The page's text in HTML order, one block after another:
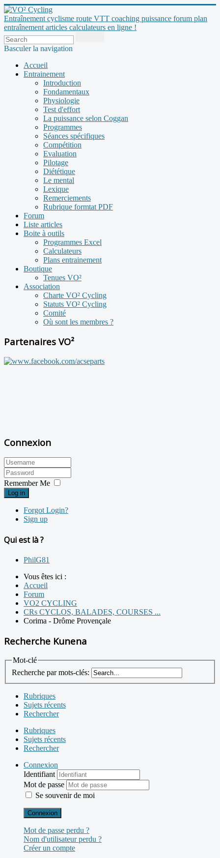
Entraînement cyclisme route VTT coaching puissance forum plan
entraînement articles calculateurs en ligne !
Basculer la navigation
Accueil
Entrainement
Introduction
Fondamentaux
Physiologie
Test d'effort
La puissance selon Coggan
Programmes
Séances spécifiques
Compétition
Evaluation
Pilotage
Diététique
Le mental
Lexique
Remerciements
Rubrique formtat PDF
Forum
Liste articles
Boite à outils
Programmes Excel
Calculateurs
Plans entrainement
Boutique
Tenues VO²
Association
Charte VO² Cycling
Statuts VO² Cycling
Comité
Où sont les membres ?
Partenaires VO²
Connexion
Remember Me
Log in
Forgot Login?
Sign up
Qui est là ?
PhilG81
Vous êtes ici :
Accueil
Forum
VO2 CYCLING
CRs CYCLOS, BALADES, COURSES ...
Corima - Drôme Provençale
Recherche Kunena
Mot-clé
Recherche par mots-clés:
Rubriques
Sujets récents
Rechercher
Rubriques
Sujets récents
Rechercher
Connexion
Identifiant
Mot de passe
Se souvenir de moi
Connexion
Mot de passe perdu ?
Nom d'utilisateur perdu ?
Créer un compte